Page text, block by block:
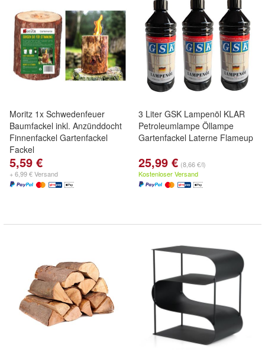
Moritz 1x Schwedenfeuer
Baumfackel inkl. Anzünddocht
Finnenfackel Gartenfackel
Fackel
5,59 €
+ 6,99 € Versand
3 Liter GSK Lampenöl KLAR
Petroleumlampe Öllampe
Gartenfackel Laterne Flameup
25,99 € (8,66 €/l)
Kostenloser Versand